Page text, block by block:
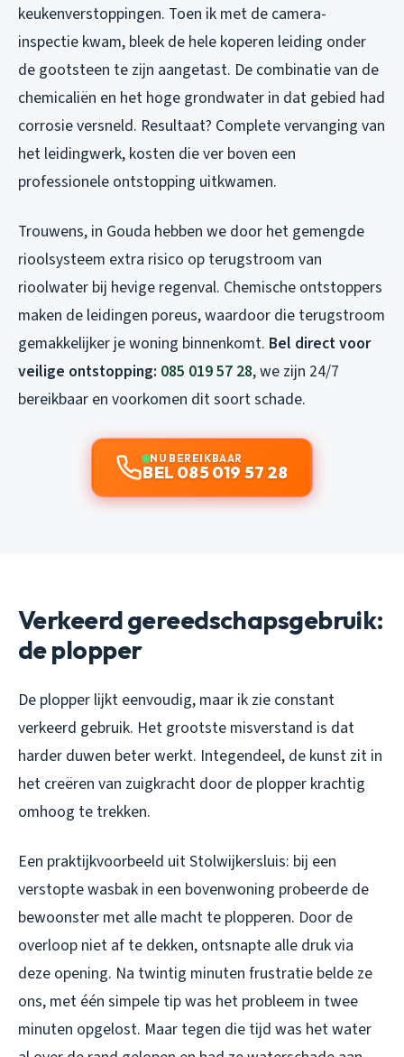
keukenverstoppingen. Toen ik met de camera-
inspectie kwam, bleek de hele koperen leiding onder
de gootsteen te zijn aangetast. De combinatie van de
chemicaliën en het hoge grondwater in dat gebied had
corrosie versneld. Resultaat? Complete vervanging van
het leidingwerk, kosten die ver boven een
professionele ontstopping uitkwamen.
Trouwens, in Gouda hebben we door het gemengde
rioolsysteem extra risico op terugstroom van
rioolwater bij hevige regenval. Chemische ontstoppers
maken de leidingen poreus, waardoor die terugstroom
gemakkelijker je woning binnenkomt. Bel direct voor
veilige ontstopping: 085 019 57 28, we zijn 24/7
bereikbaar en voorkomen dit soort schade.
NU BEREIKBAAR
BEL 085 019 57 28
Verkeerd gereedschapsgebruik:
de plopper
De plopper lijkt eenvoudig, maar ik zie constant
verkeerd gebruik. Het grootste misverstand is dat
harder duwen beter werkt. Integendeel, de kunst zit in
het creëren van zuigkracht door de plopper krachtig
omhoog te trekken.
Een praktijkvoorbeeld uit Stolwijkersluis: bij een
verstopte wasbak in een bovenwoning probeerde de
bewoonster met alle macht te plopperen. Door de
overloop niet af te dekken, ontsnapte alle druk via
deze opening. Na twintig minuten frustratie belde ze
ons, met één simpele tip was het probleem in twee
minuten opgelost. Maar tegen die tijd was het water